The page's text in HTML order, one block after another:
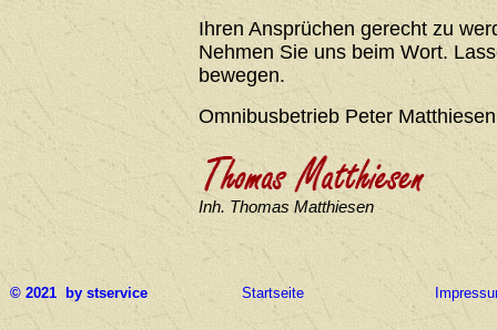
Ihren Ansprüchen gerecht zu
Nehmen Sie uns beim Wort.
bewegen.
Omnibusbetrieb Peter Matthiesen
Inh. Thomas Matthiesen
© 2021 by stservice Startseite